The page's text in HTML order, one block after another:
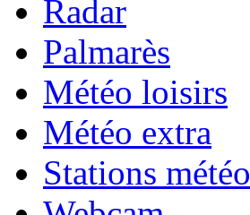
Radar
Palmarès
Météo loisirs
Météo extra
Stations météo